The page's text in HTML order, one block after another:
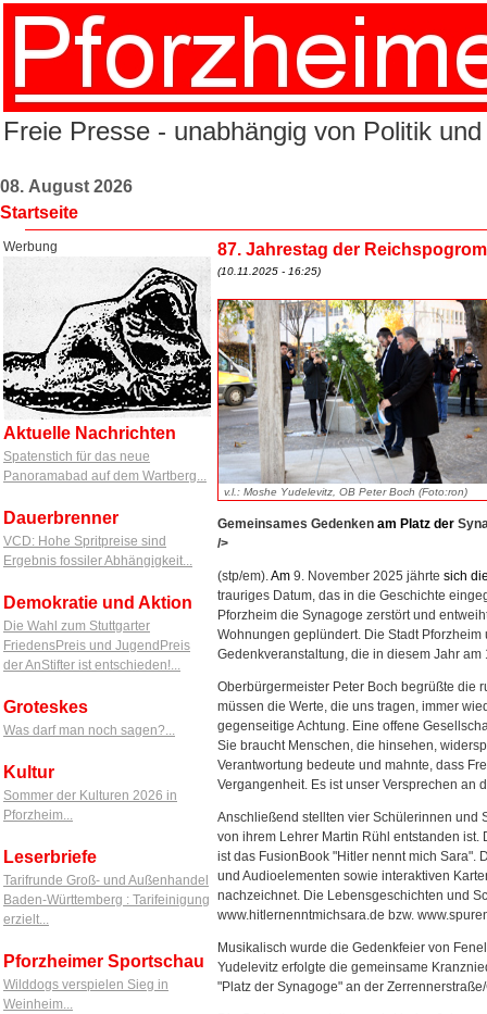
Freie Presse - unabhängig von Politik
08. August 2026
Startseite
Werbung
Aktuelle Nachrichten
Spatenstich für das neue
Panoramabad auf dem Wartberg...
Dauerbrenner
VCD: Hohe Spritpreise sind
Ergebnis fossiler Abhängigkeit...
Demokratie und Aktion
Die Wahl zum Stuttgarter
FriedensPreis und JugendPreis
der AnStifter ist entschieden!...
Groteskes
Was darf man noch sagen?...
Kultur
Sommer der Kulturen 2026 in
Pforzheim...
Leserbriefe
Tarifrunde Groß- und Außenhandel
Baden-Württemberg : Tarifeinigung
erzielt...
Pforzheimer Sportschau
Wilddogs verspielen Sieg in
Weinheim...
87. Jahrestag der
(10.11.2025 - 16:25)
v.l.: Moshe Yudelevitz, OB Peter Boch (Foto:ron)
Gemeinsames Gedenken am Platz der
/>
(stp/em).Am 9. November 2025 jährte sich
trauriges Datum, das in die Geschichte
Pforzheim die Synagoge zerstört und
Wohnungen geplündert. Die Stadt
Gedenkveranstaltung, die in diesem Jahr am
Oberbürgermeister Peter Boch begrüßte die
müssen die Werte, die uns tragen, immer
gegenseitige Achtung. Eine offene
Sie braucht Menschen, die hinsehen,
Verantwortung bedeute und mahnte, dass
Vergangenheit. Es ist unser Versprechen an
Anschließend stellten vier Schülerinnen und
von ihrem Lehrer Martin Rühl entstanden
ist das FusionBook "Hitler nennt mich Sara".
und Audioelementen sowie interaktiven
nachzeichnet. Die Lebensgeschichten und
www.hitlernenntmichsara.de bzw.
Musikalisch wurde die Gedenkfeier von
Yudelevitz erfolgte die gemeinsame
"Platz der Synagoge" an der